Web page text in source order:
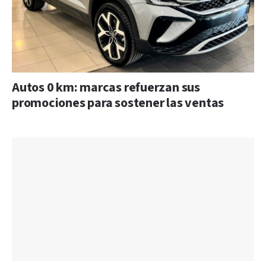
Autos 0 km: marcas refuerzan sus
promociones para sostener las ventas